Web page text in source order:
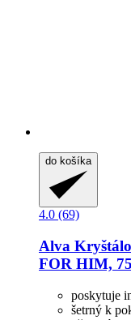
do košíka
4.0 (69)
Alva
FOR HIM,
poskytuje
šetrný k